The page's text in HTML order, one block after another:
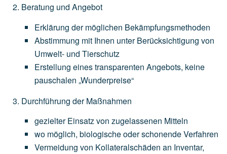
Beratung und Angebot
Erklärung der möglichen Bekämpfungsmethoden
Abstimmung mit Ihnen unter Berücksichtigung von
Umwelt- und Tierschutz
Erstellung einestransparenten Angebots, keine
pauschalen „Wunderpreise“
Durchführung der Maßnahmen
gezielter Einsatzvon zugelassenen Mitteln
wo möglich, biologischeoderschonendeVerfahren
Vermeidung von Kollateralschäden an Inventar,